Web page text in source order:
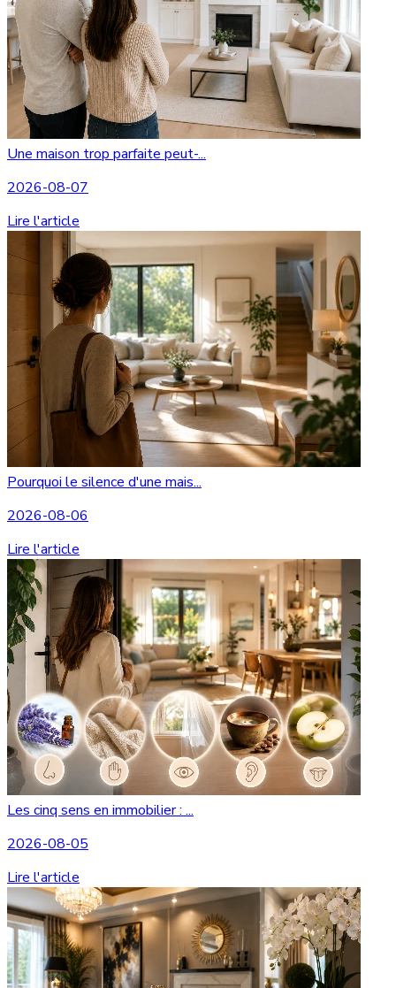
Une maison trop parfaite peut-...
2026-08-07
Lire l'article
Pourquoi le silence d'une mais...
2026-08-06
Lire l'article
Les cinq sens en immobilier : ...
2026-08-05
Lire l'article